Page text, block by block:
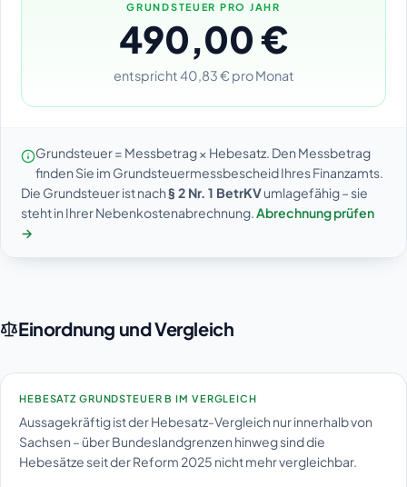
GRUNDSTEUER PRO JAHR
490,00 €
entspricht 40,83 € pro Monat
Grundsteuer = Messbetrag × Hebesatz. Den Messbetrag
finden Sie im Grundsteuermessbescheid Ihres Finanzamts.
Die Grundsteuer ist nach§ 2 Nr. 1 BetrKVumlagefähig – sie
steht in Ihrer Nebenkostenabrechnung.Abrechnung prüfen
→
Einordnung und Vergleich
HEBESATZ GRUNDSTEUER B IM VERGLEICH
Aussagekräftig ist der Hebesatz-Vergleich nur innerhalb von
Sachsen – über Bundeslandgrenzen hinweg sind die
Hebesätze seit der Reform 2025 nicht mehr vergleichbar.